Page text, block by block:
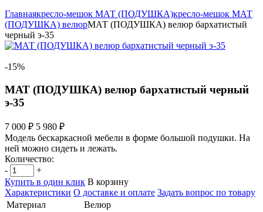
Главнаякресло-мешок МАТ (ПОДУШКА)кресло-мешок МАТ
(ПОДУШКА) велюрМАТ (ПОДУШКА) велюр бархатистый
черный э-35
-15%
МАТ (ПОДУШКА) велюр бархатистый черный
э-35
7 000 ₽ 5 980 ₽
Модель бескаркасной мебели в форме большой подушки. На
ней можно сидеть и лежать.
Количество:
-
+
Купить в один клик В корзину
Характеристики О доставке и оплате Задать вопрос по товару
Материал
Велюр